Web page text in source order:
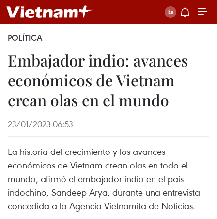
POLÍTICA
Embajador indio: avances
económicos de Vietnam
crean olas en el mundo
23/01/2023 06:53
La historia del crecimiento y los avances
económicos de Vietnam crean olas en todo el
mundo, afirmó el embajador indio en el país
indochino, Sandeep Arya, durante una entrevista
concedida a la Agencia Vietnamita de Noticias.